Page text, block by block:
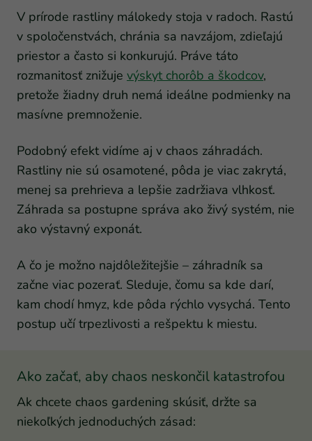
V prírode rastliny málokedy stoja v radoch. Rastú
v spoločenstvách, chránia sa navzájom, zdieľajú
priestor a často si konkurujú. Práve táto
rozmanitosť znižuje výskyt chorôb a škodcov,
pretože žiadny druh nemá ideálne podmienky na
masívne premnoženie.
Podobný efekt vidíme aj v chaos záhradách.
Rastliny nie sú osamotené, pôda je viac zakrytá,
menej sa prehrieva a lepšie zadržiava vlhkosť.
Záhrada sa postupne správa ako živý systém, nie
ako výstavný exponát.
A čo je možno najdôležitejšie – záhradník sa
začne viac pozerať. Sleduje, čomu sa kde darí,
kam chodí hmyz, kde pôda rýchlo vysychá. Tento
postup učí trpezlivosti a rešpektu k miestu.
Ako začať, aby chaos neskončil katastrofou
Ak chcete chaos gardening skúsiť, držte sa
niekoľkých jednoduchých zásad: